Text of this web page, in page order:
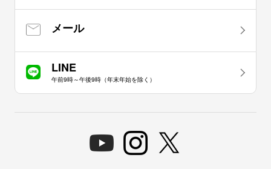
メール
LINE
午前9時～午後9時（年末年始を除く）